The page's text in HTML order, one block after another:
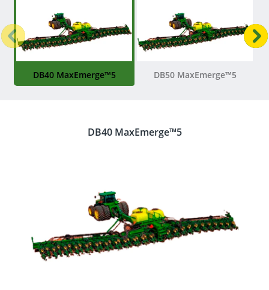
DB40 MaxEmerge™5 DB50 MaxEmerge™5
Anterior
DB40 MaxEmerge™5